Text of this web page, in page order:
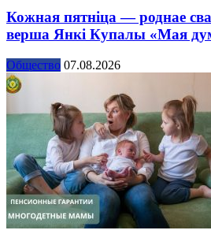
Кожная пятніца — роднае
верша Янкі Купалы «Мая
Общество 07.08.2026